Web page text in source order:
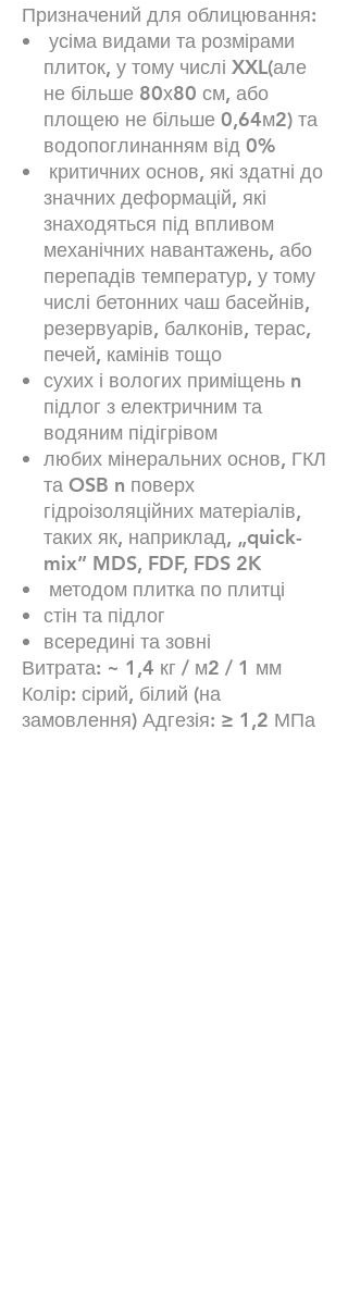
Призначений для облицювання:
усіма видами та розмірами
плиток, у тому числі XXL(але
не більше 80х80 см, або
площею не більше 0,64м2) та
водопоглинанням від 0%
критичних основ, які здатні до
значних деформацій, які
знаходяться під впливом
механічних навантажень, або
перепадів температур, у тому
числі бетонних чаш басейнів,
резервуарів, балконів, терас,
печей, камінів тощо
сухих і вологих приміщень n
підлог з електричним та
водяним підігрівом
любих мінеральних основ, ГКЛ
та OSB n поверх
гідроізоляційних матеріалів,
таких як, наприклад, „quick-
mix” MDS, FDF, FDS 2K
методом плитка по плитці
стін та підлог
всередині та зовні
Витрата: ~ 1,4 кг / м2 / 1 мм
Колір: сірий, білий (на
замовлення) Адгезія: ≥ 1,2 МПа